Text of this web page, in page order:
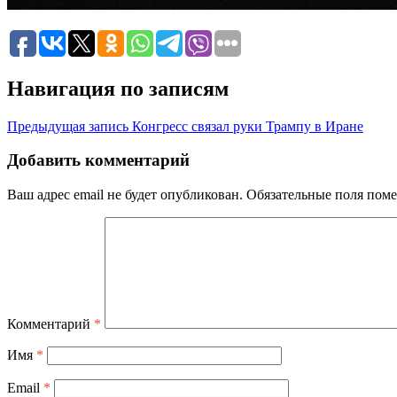
Навигация по записям
Предыдущая запись Конгресс связал руки Трампу в Иране
Добавить комментарий
Ваш адрес email не будет опубликован. Обязательные поля
Комментарий *
Имя *
Email *